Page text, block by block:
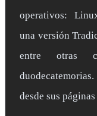
operativos:
una versión
entre otras
desde sus